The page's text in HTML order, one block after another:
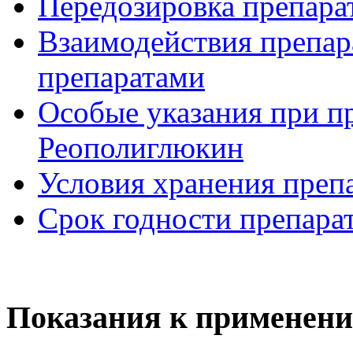
Взаимодействия
препаратами
Особые указания при
Реополиглюкин
Условия хранения
Срок годности
Показания к